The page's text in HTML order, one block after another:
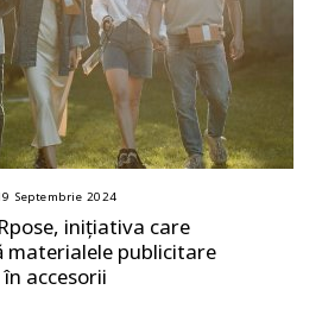
Septembrie 2024
inițiativa care
publicitare
în accesorii